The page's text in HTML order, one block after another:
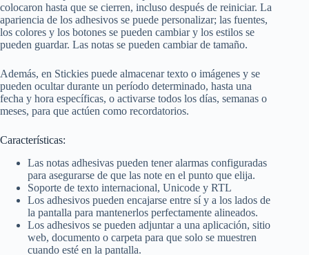
colocaron hasta que se cierren, incluso después de reiniciar. La
apariencia de los adhesivos se puede personalizar; las fuentes,
los colores y los botones se pueden cambiar y los estilos se
pueden guardar. Las notas se pueden cambiar de tamaño.
Además, en Stickies puede almacenar texto o imágenes y se
pueden ocultar durante un período determinado, hasta una
fecha y hora específicas, o activarse todos los días, semanas o
meses, para que actúen como recordatorios.
Características:
Las notas adhesivas pueden tener alarmas configuradas
para asegurarse de que las note en el punto que elija.
Soporte de texto internacional, Unicode y RTL
Los adhesivos pueden encajarse entre sí y a los lados de
la pantalla para mantenerlos perfectamente alineados.
Los adhesivos se pueden adjuntar a una aplicación, sitio
web, documento o carpeta para que solo se muestren
cuando esté en la pantalla.